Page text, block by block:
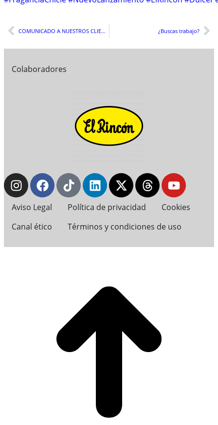
COMUNICADO A NUESTROS CLIENTES ¿Buscas trabajo?
Colaboradores
Aviso Legal Política de privacidad
Cookies
Canal ético
Términos y condiciones de uso